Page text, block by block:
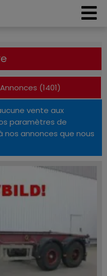
Annonces (1401)
vente aux
paramètres de
nos annonces que nous